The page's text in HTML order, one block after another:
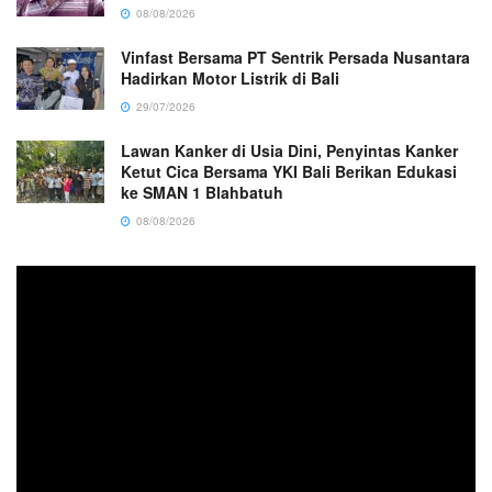
08/08/2026
Vinfast Bersama PT Sentrik Persada Nusantara
Hadirkan Motor Listrik di Bali
29/07/2026
Lawan Kanker di Usia Dini, Penyintas Kanker
Ketut Cica Bersama YKI Bali Berikan Edukasi
ke SMAN 1 Blahbatuh
08/08/2026